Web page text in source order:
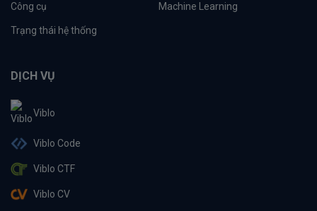
Công cụ Machine Learning
Trạng thái hệ thống
DỊCH VỤ
Viblo
Viblo Code
Viblo CTF
Viblo CV